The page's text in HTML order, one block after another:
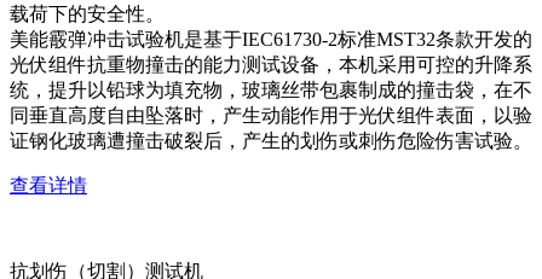
载荷下的安全性。
美能霰弹冲击试验机是基于IEC61730-2标准MST32条款开发的
光伏组件抗重物撞击的能力测试设备，本机采用可控的升降系
统，提升以铅球为填充物，玻璃丝带包裹制成的撞击袋，在不
同垂直高度自由坠落时，产生动能作用于光伏组件表面，以验
证钢化玻璃遭撞击破裂后，产生的划伤或刺伤危险伤害试验。
查看详情
抗划伤（切割）测试机